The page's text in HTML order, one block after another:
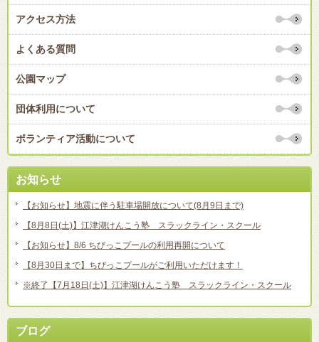
アクセス方法
よくある質問
公園マップ
団体利用について
ボランティア活動について
お知らせ
【お知らせ】地震に伴う駐車場開放について(8月9日まで)
【8月8日(土)】江津湖けんこう塾 スラックライン・スクール
【お知らせ】8/6 ちびっこプールの利用再開について
【8月30日まで】ちびっこプールがご利用いただけます！
※終了【7月18日(土)】江津湖けんこう塾 スラックライン・スクール
ブログ